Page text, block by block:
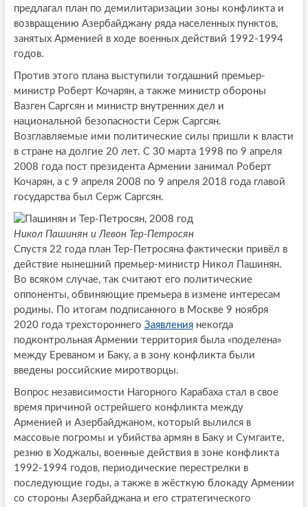
предлагал план по демилитаризации зоны конфликта и
возвращению Азербайджану ряда населенных пунктов,
занятых Арменией в ходе военных действий 1992-1994
годов.
Против этого плана выступили тогдашний премьер-
министр Роберт Кочарян, а также министр обороны
Вазген Саргсян и министр внутренних дел и
национальной безопасности Серж Саргсян.
Возглавляемые ими политические силы пришли к власти
в стране на долгие 20 лет. С 30 марта 1998 по 9 апреля
2008 года пост президента Армении занимал Роберт
Кочарян, а с 9 апреля 2008 по 9 апреля 2018 года главой
государства был Серж Саргсян.
Никол Пашинян и Левон Тер-Петросян
Спустя 22 года план Тер-Петросяна фактически привёл в
действие нынешний премьер-министр Никол Пашинян.
Во всяком случае, так считают его политические
оппоненты, обвиняющие премьера в измене интересам
родины. По итогам подписанного в Москве 9 ноября
2020 года трехстороннего Заявлениянекогда
подконтрольная Армении территория была «поделена»
между Ереваном и Баку, а в зону конфликта были
введены российские миротворцы.
Вопрос независимости Нагорного Карабаха стал в свое
время причиной острейшего конфликта между
Арменией и Азербайджаном, который вылился в
массовые погромы и убийства армян в Баку и Сумгаите,
резню в Ходжалы, военные действия в зоне конфликта
1992-1994 годов, периодические перестрелки в
последующие годы, а также в жёсткую блокаду Армении
со стороны Азербайджана и его стратегического